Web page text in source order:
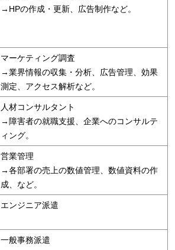
→HPの作成・更新、広告制作など。
マーケティング調査
→業界情報の収集・分析、広告管理、効果
測定、アクセス解析など。
人材コンサルタント
→障害者の就職支援、企業へのコンサルテ
ィング。
営業管理
→各部署の売上の数値管理、数値資料の作
成、など。
エンジニア派遣
一般事務派遣